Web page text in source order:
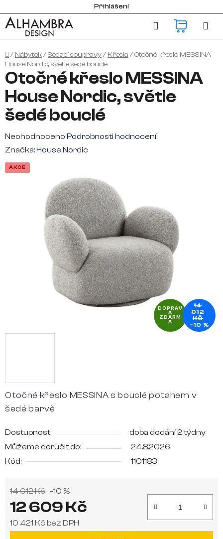
na
obsah
Přihlášení
Hledat
Domů
/ Nábytek/Sedací soupravy/ Křesla /Otočné křeslo MESSINA
House Nordic, světle šedé bouclé
Otočné křeslo MESSINA s bouclé potahem v
šedé barvě
Dostupnost
doba dodání 2 týdny
Můžeme doručit do:
24.8.2026
Kód:
1101183
14 012 Kč –10 %
12 609 Kč
10 421 Kč bez DPH
Otočné křeslo MESSINA
House Nordic, světle
šedé bouclé
Průměrné
hodnocení
produktu
hvězdiček.
Neohodnoceno Podrobnosti hodnocení
Značka:House Nordic
AKCE
DOPRAV
A
ZDARM
A
14
012
KČ
–10 %